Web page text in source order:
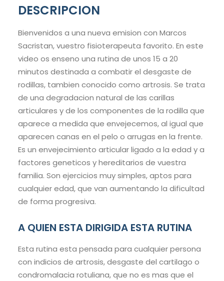
DESCRIPCION
Bienvenidos a una nueva emision con Marcos
Sacristan, vuestro fisioterapeuta favorito. En este
video os enseno una rutina de unos 15 a 20
minutos destinada a combatir el desgaste de
rodillas, tambien conocido como artrosis. Se trata
de una degradacion natural de las carillas
articulares y de los componentes de la rodilla que
aparece a medida que envejecemos, al igual que
aparecen canas en el pelo o arrugas en la frente.
Es un envejecimiento articular ligado a la edad y a
factores geneticos y hereditarios de vuestra
familia. Son ejercicios muy simples, aptos para
cualquier edad, que van aumentando la dificultad
de forma progresiva.
A QUIEN ESTA DIRIGIDA ESTA RUTINA
Esta rutina esta pensada para cualquier persona
con indicios de artrosis, desgaste del cartilago o
condromalacia rotuliana, que no es mas que el